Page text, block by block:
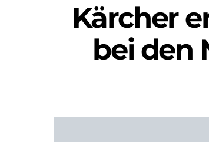
Kärcher
bei den